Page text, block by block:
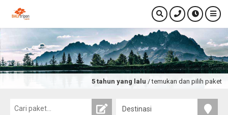
5 tahun yang lalu/ temukan dan pilih paket